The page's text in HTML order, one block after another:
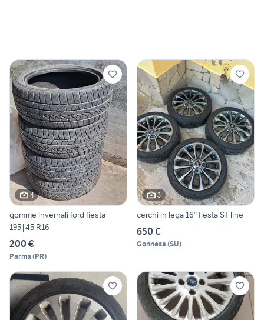
4
gomme invernali ford fiesta
195|45 R16
200 €
Parma (PR)
3
cerchi in lega 16” fiesta ST line
650 €
Gonnesa (SU)